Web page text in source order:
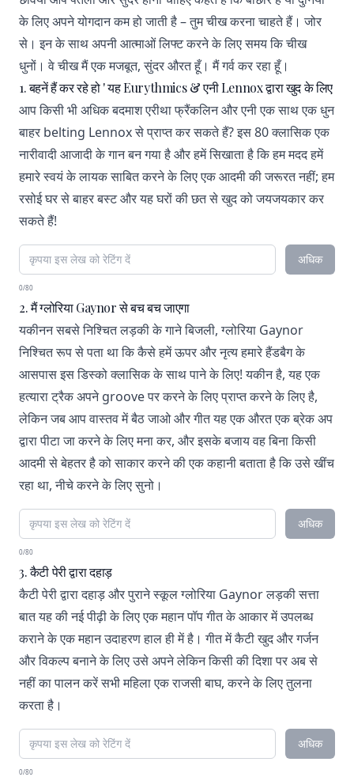
के लिए अपने योगदान कम हो जाती है – तुम चीख करना चाहते हैं। जोर
से। इन के साथ अपनी आत्माओं लिफ्ट करने के लिए समय कि चीख
धुनों। वे चीख मैं एक मजबूत, सुंदर औरत हूँ। मैं गर्व कर रहा हूँ।
1. बहनें हैं कर रहे हो ' यह Eurythmics & एनी Lennox द्वारा खुद के लिए
आप किसी भी अधिक बदमाश एरीथा फ्रैंकलिन और एनी एक साथ एक धुन
बाहर belting Lennox से प्राप्त कर सकते हैं? इस 80 क्लासिक एक
नारीवादी आजादी के गान बन गया है और हमें सिखाता है कि हम मदद हमें
हमारे स्वयं के लायक साबित करने के लिए एक आदमी की जरूरत नहीं; हम
रसोई घर से बाहर बस्ट और यह घरों की छत से खुद को जयजयकार कर
सकते हैं!
अधिक
0/80
2. मैं ग्लोरिया Gaynor से बच बच जाएगा
यकीनन सबसे निश्चित लड़की के गाने बिजली, ग्लोरिया Gaynor
निश्चित रूप से पता था कि कैसे हमें ऊपर और नृत्य हमारे हैंडबैग के
आसपास इस डिस्को क्लासिक के साथ पाने के लिए! यकीन है, यह एक
हत्यारा ट्रैक अपने groove पर करने के लिए प्राप्त करने के लिए है,
लेकिन जब आप वास्तव में बैठ जाओ और गीत यह एक औरत एक ब्रेक अप
द्वारा पीटा जा करने के लिए मना कर, और इसके बजाय वह बिना किसी
आदमी से बेहतर है को साकार करने की एक कहानी बताता है कि उसे खींच
रहा था, नीचे करने के लिए सुनो।
अधिक
0/80
3. कैटी पेरी द्वारा दहाड़
कैटी पेरी द्वारा दहाड़ और पुराने स्कूल ग्लोरिया Gaynor लड़की सत्ता
बात यह की नई पीढ़ी के लिए एक महान पॉप गीत के आकार में उपलब्ध
कराने के एक महान उदाहरण हाल ही में है। गीत में कैटी खुद और गर्जन
और विकल्प बनाने के लिए उसे अपने लेकिन किसी की दिशा पर अब से
नहीं का पालन करें सभी महिला एक राजसी बाघ, करने के लिए तुलना
करता है।
अधिक
0/80